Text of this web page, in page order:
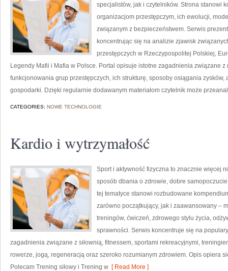
specjalistów, jak i czytelników. Strona stanowi
organizacjom przestępczym, ich ewolucji,
związanym z bezpieczeństwem. Serwis
koncentrując się na analizie zjawisk
przestępczych w Rzeczypospolitej Polskiej,
Legendy Mafii i Mafia w Polsce. Portal opisuje istotne zagadnienia związane
funkcjonowania grup przestępczych, ich strukturę, sposoby osiągania zysków,
gospodarki. Dzięki regularnie dodawanym materiałom czytelnik może
CATEGORIES: NOWE TECHNOLOGIE
Kardio i wytrzymałość
Sport i aktywność fizyczna to znacznie więcej
sposób dbania o zdrowie, dobre
tej tematyce stanowi rozbudowane
zarówno początkujący, jak i zaawansowany –
treningów, ćwiczeń, zdrowego stylu życia,
sprawności. Serwis koncentruje się na
zagadnienia związane z siłownią, fitnessem, sportami rekreacyjnymi,
rowerze, jogą, regeneracją oraz szeroko rozumianym zdrowiem. Opis opiera
Polecam Trening siłowy i Trening w [ Read More ]